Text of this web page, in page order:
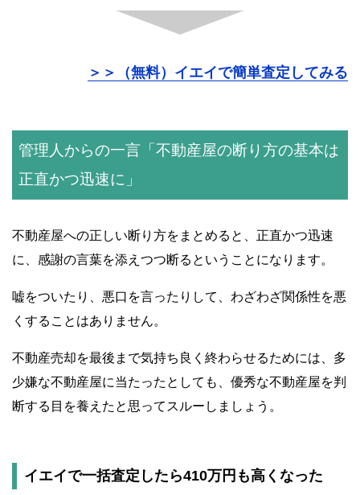
＞＞（無料）イエイで簡単査定してみる
管理人からの一言「不動産屋の断り方の基本は
正直かつ迅速に」
不動産屋への正しい断り方をまとめると、正直かつ迅速
に、感謝の言葉を添えつつ断るということになります。
嘘をついたり、悪口を言ったりして、わざわざ関係性を悪
くすることはありません。
不動産売却を最後まで気持ち良く終わらせるためには、多
少嫌な不動産屋に当たったとしても、優秀な不動産屋を判
断する目を養えたと思ってスルーしましょう。
イエイで一括査定したら410万円も高くなった